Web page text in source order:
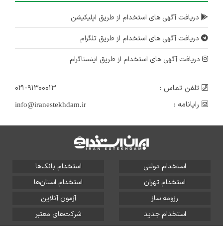
دریافت آگهی های استخدام از طریق اپلیکیشن
دریافت آگهی های استخدام از طریق تلگرام
دریافت آگهی های استخدام از طریق اینستاگرام
تلفن تماس :
۰۲۱-۹۱۳۰۰۰۱۳
رایانامه :
info@iranestekhdam.ir
استخدام دولتی
استخدام بانک‌ها
استخدام تهران
استخدام استان‌ها
رزومه ساز
آزمون آنلاین
استخدام جدید
شرکت‌های معتبر